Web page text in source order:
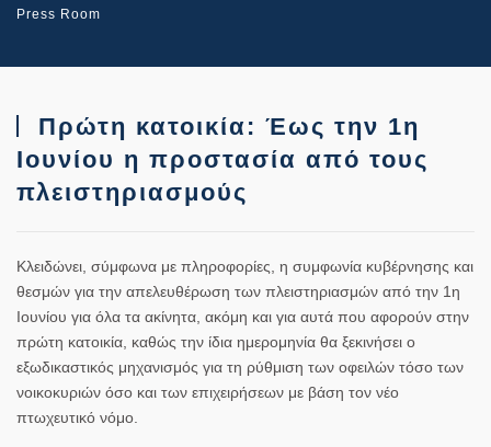
Press Room
Πρώτη κατοικία: Έως την 1η
Ιουνίου η προστασία από τους
πλειστηριασμούς
Κλειδώνει, σύμφωνα με πληροφορίες, η συμφωνία κυβέρνησης και
θεσμών για την απελευθέρωση των πλειστηριασμών από την 1η
Ιουνίου για όλα τα ακίνητα, ακόμη και για αυτά που αφορούν στην
πρώτη κατοικία, καθώς την ίδια ημερομηνία θα ξεκινήσει ο
εξωδικαστικός μηχανισμός για τη ρύθμιση των οφειλών τόσο των
νοικοκυριών όσο και των επιχειρήσεων με βάση τον νέο
πτωχευτικό νόμο.